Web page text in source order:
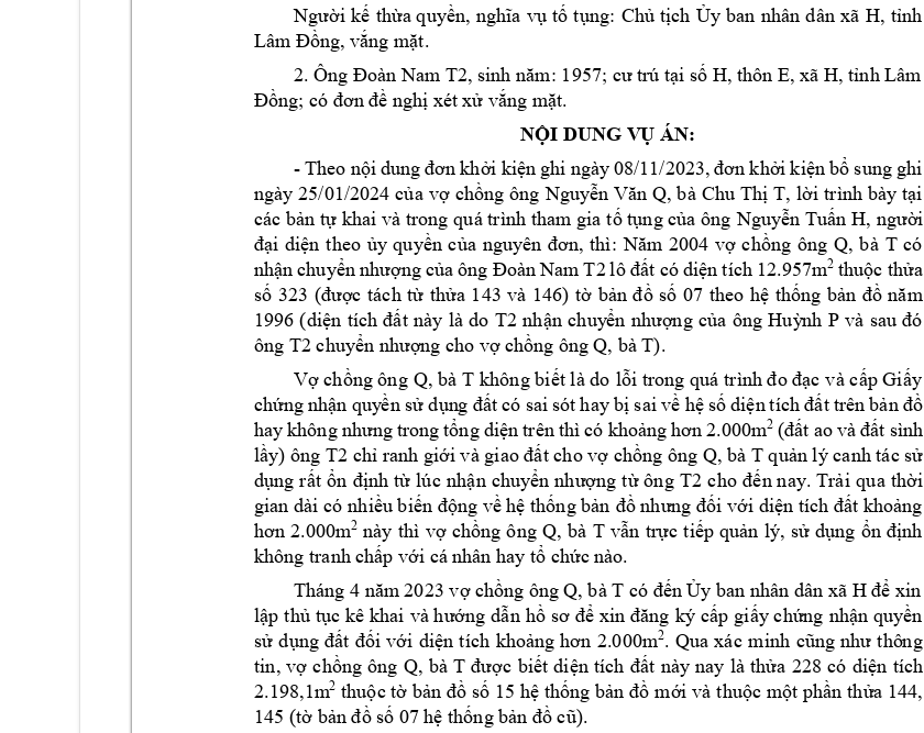
Người kế thừa quyền, nghĩa vụ tố tụng: Chủ tịch Ủy ban nhân dân xã H, tnh
Lâm Đồng, vắng mặt.
2. Ông Đoàn Nam T2, sinh năm: 1957; cư trú tại số H, thôn E, xã H, tnh Lâm
Đồng; có đơn đề nghị xét xử vắng mặt.
NỘI DUNG VỤ ÁN:
- Theo nội dung đơn khi kiện ghi ngày 08/11/2023, đơn khi kiện bổ sung ghi
ngày 25/01/2024 của vợ chồng ông Nguyễn Văn Q, bà Chu Thị T, lời trình bày tại
các bản tự khai và trong quá trình tham gia tố tụng của ông Nguyễn Tuấn H, người
đại diện theo ủy quyền của nguyên đơn, thì: Năm 2004 vợ chồng ông Q, bà T có
nhận chuyển nhượng của ông Đoàn Nam T2lô đất có diện tích 12.957m2 thuộc thửa
số 323 (được tách từ thửa 143 và 146) tờ bản đồ số 07 theo hệ thống bản đồ năm
1996 (diện tích đất này là do T2 nhận chuyển nhượng của ông Huỳnh P và sau đó
ông T2 chuyển nhượng cho vợ chồng ông Q, bà T).
Vợ chồng ông Q, bà T không biết là do lỗi trong quá trình đo đạc và cấp Giấy
chứng nhận quyền sử dụng đất có sai sót hay bị sai về hệ số diện tích đất trên bản đồ
hay không nhưng trong tổng diện trên thì có khoảng hơn 2.000m2 (đất ao và đất sình
lầy) ông T2 ch ranh giới và giao đất cho vợ chồng ông Q, bà T quản l canh tác sử
dụng rất ổn định từ lúc nhận chuyển nhượng từ ông T2 cho đến nay. Trải qua thời
gian dài có nhiều biến động về hệ thống bản đồ nhưng đối với diện tích đất khoảng
hơn 2.000m2 này thì vợ chồng ông Q, bà T vẫn trực tiếp quản l, sử dụng ổn định
không tranh chấp với cá nhân hay tổ chức nào.
Tháng 4 năm 2023 vợ chồng ông Q, bà T có đến Ủy ban nhân dân xã H để xin
lập thủ tục kê khai và hướng dẫn hồ sơ để xin đăng k cấp giấy chứng nhận quyền
sử dụng đất đối với diện tích khoảng hơn 2.000m2. Qua xác minh cũng như thông
tin, vợ chồng ông Q, bà T được biết diện tích đất này nay là thửa 228 có diện tích
2.198,1m2 thuộc tờ bản đồ số 15 hệ thống bản đồ mới và thuộc một phần thửa 144,
145 (tờ bản đồ số 07 hệ thống bản đồ cũ).